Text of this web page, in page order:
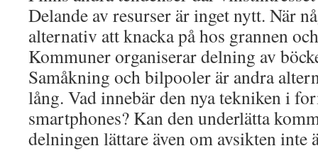
Delande av resurser är inget nytt. När
alternativ att knacka på hos grannen
Kommuner organiserar delning av
Samåkning och bilpooler är andra
lång. Vad innebär den nya tekniken i
smartphones? Kan den underlätta
delningen lättare även om avsikten inte